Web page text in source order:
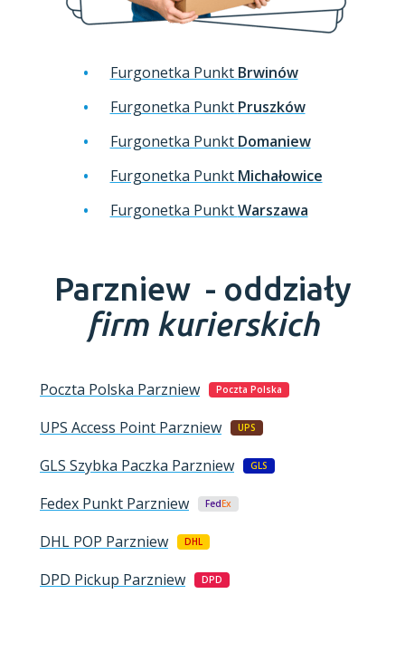
Furgonetka Punkt Brwinów
Furgonetka Punkt Pruszków
Furgonetka Punkt Domaniew
Furgonetka Punkt Michałowice
Furgonetka PunktWarszawa
Parzniew - oddziały
firm kurierskich
Poczta Polska Parzniew Poczta Polska
UPS Access Point Parzniew UPS
GLS Szybka Paczka Parzniew GLS
Fedex Punkt Parzniew FedEx
DHL POP Parzniew DHL
DPD Pickup Parzniew DPD